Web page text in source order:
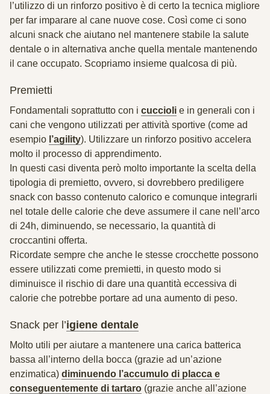
l’utilizzo di un rinforzo positivo è di certo la tecnica migliore
per far imparare al cane nuove cose. Così come ci sono
alcuni snack che aiutano nel mantenere stabile la salute
dentale o in alternativa anche quella mentale mantenendo
il cane occupato. Scopriamo insieme qualcosa di più.
Premietti
Fondamentali soprattutto con i cuccioli e in generali con i
cani che vengono utilizzati per attività sportive (come ad
esempio l’agility). Utilizzare un rinforzo positivo accelera
molto il processo di apprendimento.
In questi casi diventa però molto importante la scelta della
tipologia di premietto, ovvero, si dovrebbero prediligere
snack con basso contenuto calorico e comunque integrarli
nel totale delle calorie che deve assumere il cane nell’arco
di 24h, diminuendo, se necessario, la quantità di
croccantini offerta.
Ricordate sempre che anche le stesse crocchette possono
essere utilizzati come premietti, in questo modo si
diminuisce il rischio di dare una quantità eccessiva di
calorie che potrebbe portare ad una aumento di peso.
Snack per l’igiene dentale
Molto utili per aiutare a mantenere una carica batterica
bassa all’interno della bocca (grazie ad un’azione
enzimatica) diminuendo l’accumulo di placca e
conseguentemente di tartaro (grazie anche all’azione